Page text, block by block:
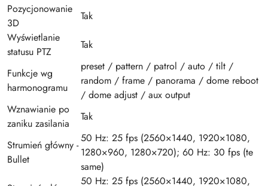
Pozycjonowanie
3D
Tak
Wyświetlanie
statusu PTZ
Tak
Funkcje wg
harmonogramu
preset / pattern / patrol / auto / tilt /
random / frame / panorama / dome reboot
/ dome adjust / aux output
Wznawianie po
zaniku zasilania
Tak
Strumień główny -
Bullet
50 Hz: 25 fps (2560×1440, 1920×1080,
1280×960, 1280×720); 60 Hz: 30 fps (te
same)
50 Hz: 25 fps (2560×1440, 1920×1080,